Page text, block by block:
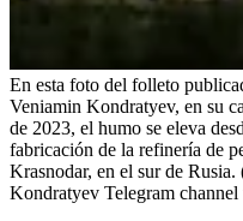
En esta foto del folleto
Veniamin Kondratyev, en su
de 2023, el humo se eleva
fabricación de la refinería de
Krasnodar, en el sur de
Kondratyev Telegram